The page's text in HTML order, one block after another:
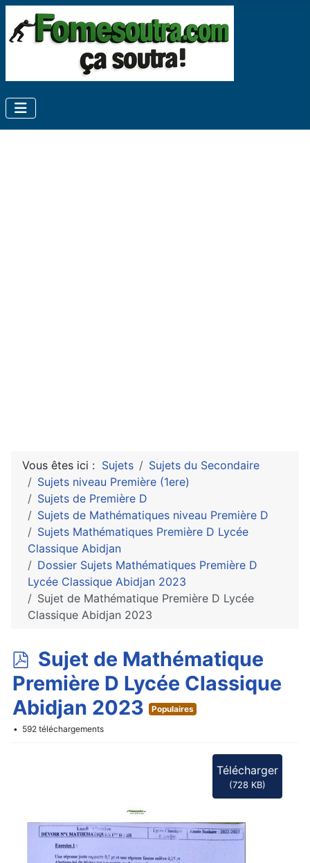
Vous êtes ici : Sujets
Sujets du Secondaire
Sujets niveau Première (1ere)
Sujets de Première D
Sujets de Mathématiques niveau Première D
Sujets Mathématiques Première D Lycée
Classique Abidjan
Dossier Sujets Mathématiques Première D
Lycée Classique Abidjan 2023
Sujet de Mathématique Première D Lycée
Classique Abidjan 2023
p
d
f
Sujet de Mathématique
Première D Lycée Classique
Abidjan 2023
Populaires
592 téléchargements
Télécharger
(728 KB)